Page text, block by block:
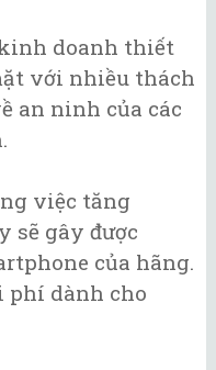
doanh thiết
với nhiều thách
an ninh của các
việc tăng
sẽ gây được
của hãng.
phí dành cho